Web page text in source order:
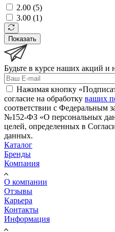
2.00 (5)
3.00 (1)
Показать
Будьте в курсе наших акций и
Нажимая кнопку
согласие на обработку ваших
соответствии с Федеральным
№152-ФЗ «О персональных
целей, определенных в
данных.
Каталог
Бренды
Компания
О компании
Отзывы
Карьера
Контакты
Информация